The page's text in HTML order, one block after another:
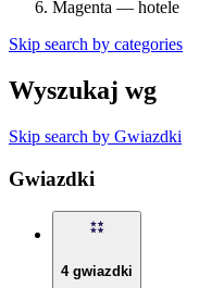
Magenta — hotele
Skip search by categories
Wyszukaj wg
Skip search by Gwiazdki
Gwiazdki
4 gwiazdki